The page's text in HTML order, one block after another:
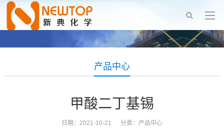
产品中心
甲酸二丁基锡
日期：2021-10-21 分类： 产品中心